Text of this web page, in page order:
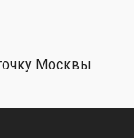
Москвы